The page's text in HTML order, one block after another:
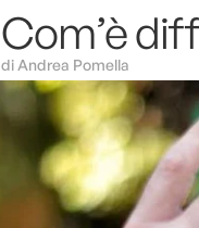
Com’è
diAndrea Pomella